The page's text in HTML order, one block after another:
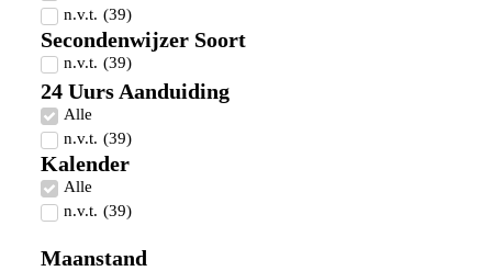
n.v.t. (39)
Secondenwijzer Soort
n.v.t. (39)
24 Uurs Aanduiding
Alle
n.v.t. (39)
Kalender
Alle
n.v.t. (39)
Maanstand